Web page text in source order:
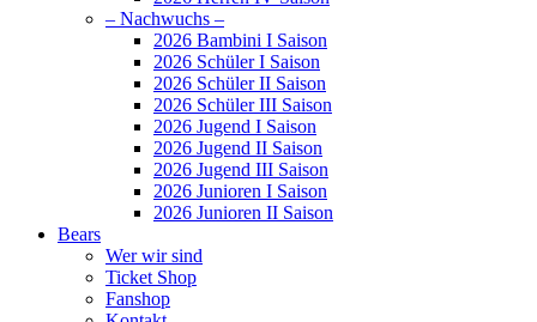
– Nachwuchs –
2026 Bambini I Saison
2026 Schüler I Saison
2026 Schüler II Saison
2026 Schüler III Saison
2026 Jugend I Saison
2026 Jugend II Saison
2026 Jugend III Saison
2026 Junioren I Saison
2026 Junioren II Saison
Bears
Wer wir sind
Ticket Shop
Fanshop